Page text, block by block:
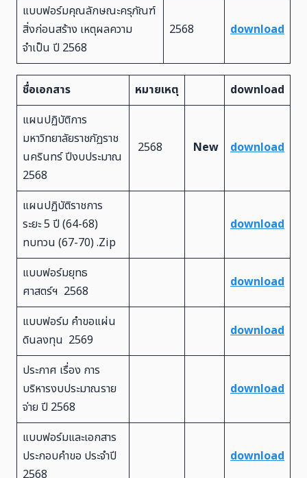
แบบฟอร์มคุณลักษณะครุภัณฑ์
สิ่งก่อนสร้าง เหตุผลความ
จำเป็น ปี 2568
2568 download
ชื่อเอกสาร หมายเหตุ
download
แผนปฏิบัติการ
มหาวิทยาลัยราชภัฏราช
นครินทร์ ปีงบประมาณ
2568
2568 New download
แผนปฏิบัติราชการ
ระยะ 5 ปี (64-68)
ทบทวน (67-70) .Zip
download
แบบฟอร์มยุทธ
ศาสตร์ฯ 2568
download
แบบฟอร์ม คำขอแผ่น
ดินลงทุน 2569
download
ประกาศ เรื่อง การ
บริหารงบประมาณราย
จ่าย ปี 2568
download
แบบฟอร์มและเอกสาร
ประกอบคำขอ ประจำปี
2568
download